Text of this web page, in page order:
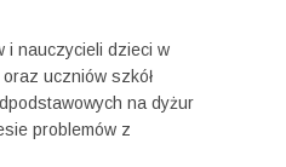
i nauczycieli dzieci w
uczniów szkół
na dyżur
problemów z